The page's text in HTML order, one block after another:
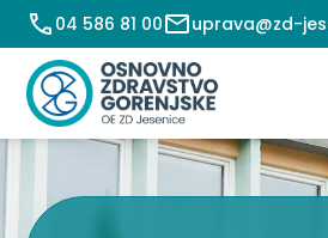
Preskoči
na
vsebino
04 586 81 00 uprava@zd-